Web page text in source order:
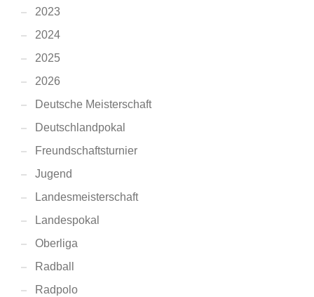
2023
2024
2025
2026
Deutsche Meisterschaft
Deutschlandpokal
Freundschaftsturnier
Jugend
Landesmeisterschaft
Landespokal
Oberliga
Radball
Radpolo